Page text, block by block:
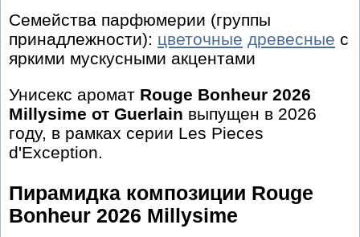
Семейства парфюмерии (группы
принадлежности): цветочные древесные с
яркими мускусными акцентами
Унисекс аромат Rouge Bonheur 2026
Millуsime от Guerlain выпущен в 2026
году, в рамках серии Les Pieces
d'Exception.
Пирамидка композиции Rouge
Bonheur 2026 Millуsime